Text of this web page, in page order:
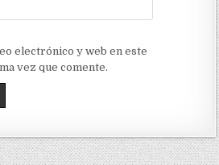
electrónico y web en este
vez que comente.